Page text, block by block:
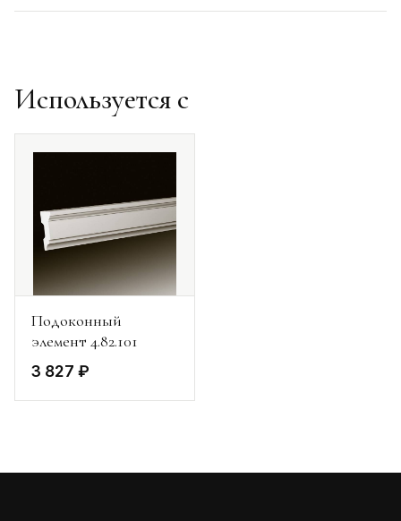
Используется с
Подоконный
элемент 4.82.101
3 827 ₽